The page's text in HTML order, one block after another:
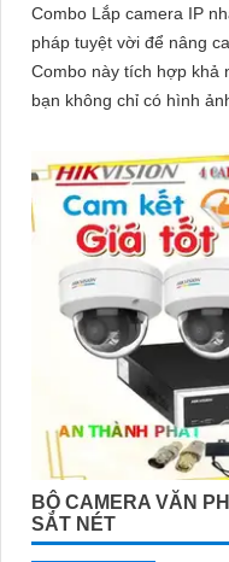
Combo Lắp camera IP
pháp tuyệt vời để nâng
Combo này tích hợp khả
bạn không chỉ có hình
BỘ CAMERA VĂN
SẮT NÉT